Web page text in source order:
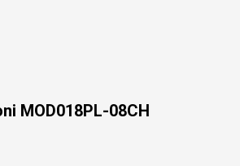
MOD018PL-08CH